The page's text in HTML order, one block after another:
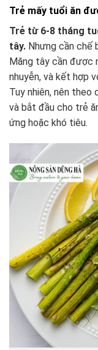
Trẻ mấy tuổi ăn
Trẻ từ 6-8 tháng
tây. Nhưng cần chế
Măng tây cần được
nhuyễn, và kết hợp
Tuy nhiên, nên
và bắt đầu cho trẻ
ứng hoặc khó tiêu.